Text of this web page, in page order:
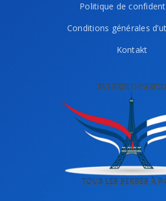
Politique de
Conditions générales
Kontakt